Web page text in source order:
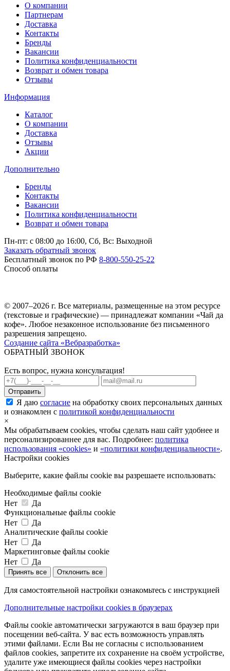
О компании
Партнерам
Доставка
Контакты
Бренды
Вакансии
Политика конфиденциальности
Возврат и обмен товара
Отзывы
Информация
Каталог
О компании
Доставка
Отзывы
Акции
Дополнительно
Бренды
Контакты
Вакансии
Политика конфиденциальности
Возврат и обмен товара
Пн-пт: c 08:00 до 16:00, Сб, Вс: Выходной
Заказать обратный звонок
Бесплатный звонок по РФ 8-800-550-25-22
Способ оплаты
© 2007–2026 г. Все материалы, размещенные на этом ресурсе
(текстовые и графические) — принадлежат компании «Чай да
кофе». Любое незаконное использование без письменного
разрешения запрещено.
Создание сайта «Вебразработка»
ОБРАТНЫЙ ЗВОНОК
Есть вопрос, нужна консультация!
Я даю согласие на обработку своих персональных данных
и ознакомлен с политикой конфиденциальности
×
Мы обрабатываем cookies, чтобы сделать наш сайт удобнее и
персонализированнее для вас. Подробнее: политика
использования «cookies» и «политики конфиденциальности».
Настройки cookies
Выберите, какие файлы cookie вы разрешаете использовать:
Необходимые файлы cookie
Нет
Да
Функциональные файлы cookie
Нет
Да
Аналитические файлы cookie
Нет
Да
Маркетинговые файлы cookie
Нет
Да
Принять все Отклонить все
Для самостоятельной настройки ознакомьтесь с инструкцией
Дополнительные настройки cookies в браузерах
Файлы cookie автоматически загружаются в ваш браузер при
посещении веб-сайта. У вас есть возможность управлять
этими файлами. Если Вы не согласны с использованием
файлов cookies, запретите их сохранение на своём устройстве,
удалите уже имеющиеся файлы cookies через настройки